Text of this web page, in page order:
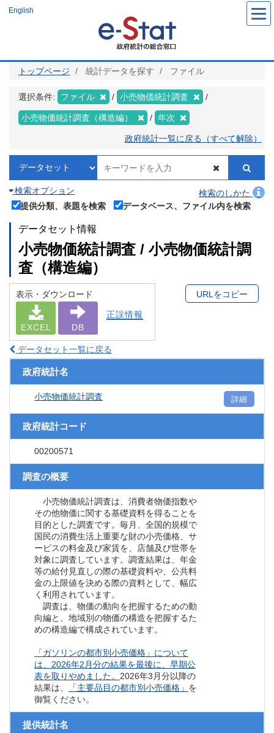
ツ
English
トップページ 統計データを探す ファイル
選択条件: ファイル 小売物価統計調査
小売物価統計調査（構造編） 年次
政府統計一覧に戻る（すべて解除）
検索オプション
検索のしかた
提供分類、表題を検索
データベース、ファイル内を検索
データセット情報
小売物価統計調査 / 小売物価統計調
査（構造編）
表示・ダウンロード
EXCEL DB
正誤情報
URLをコピー
データセット一覧に戻る
政府統計名
小売物価統計調査 詳細
政府統計コード
00200571
調査の概要
小売物価統計調査は、消費者物価指数や
その他物価に関する基礎資料を得ることを
目的とした調査です。毎月、全国的規模で
国民の消費生活上重要な財の小売価格、サ
ービスの料金及び家賃を、店舗及び世帯を
対象に調査しています。調査結果は、年金
等の給付見直しの際の基礎資料や、公共料
金の上限値を決める際の資料として、幅広
く利用されています。
調査は、物価の動向を把握するための動
向編と、地域別の物価の構造を把握するた
めの構造編で構成されています。
「ガソリンの都市別小売価格」について
は、2026年2月分の結果を最後に、早期公
表を取りやめました。 2026年3月分以降の
結果は、
「主要品目の都市別小売価格」 を
御覧ください。
提供統計名